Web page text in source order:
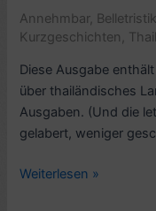
Annehmbar, Belletristik
Kurzgeschichten
Diese Ausgabe
über thailändisches
Ausgaben. (Und die
gelabert, weniger
Kritik
Weiterlesen »